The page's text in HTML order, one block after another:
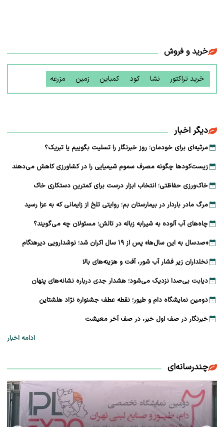
خرید و فروش
خرید تراکتور نشا کود کمباین زمین مزرعه
دیگر اخبار
مرثیه‌ای برای خودمان؛ روز خبرنگار را تسلیت بگوییم یا تبریک؟
زیست‌کودها چگونه مصرف سموم شیمیایی را در کشاورزی کاهش می‌دهند
خاک‌ورزی حفاظتی؛ انتخاب ابزار درست برای کمترین دستکاری خاک
مرگ مادر باردار در بیمارستان بم؛ روایتی تلخ از زایمانی که به عزا رسید
چاه‌های آب آلوده به شیرابه زباله در تالش؛ مسئولان چه می‌گویند؟
«صدسال به این سال‌ها» پس از ۱۹ سال اکران شد؛ نوشدارویی دیرهنگام
نخلداران زیر فشار آب شور، آفت و هزینه‌های بالا
دیابت بی‌صدا نزدیک می‌شود؛ هشدار جدی درباره نشانه‌های پنهان
دومین نمایشگاه دام و طیور؛ نقطه عطف جشنواره نژاد هلشتاین
خبرنگار در صف اول خبر، در صف آخر معیشت
ادامه اخبار
چندرسانه‌ای